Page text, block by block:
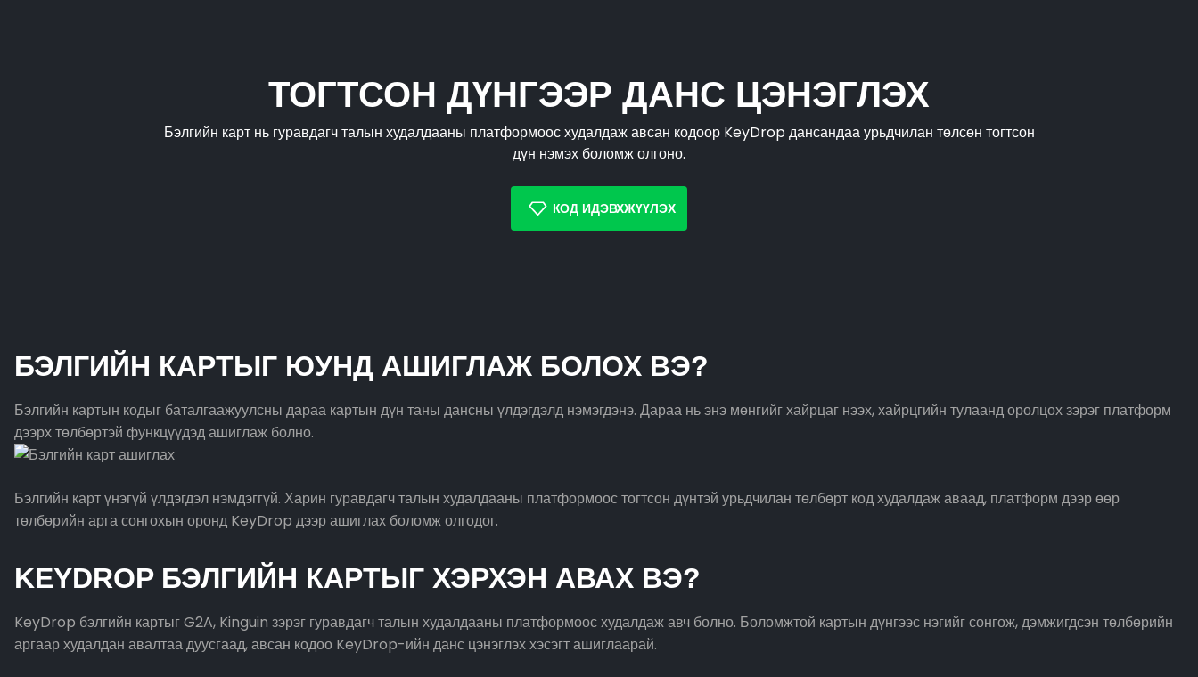
ТОГТСОН ДҮНГЭЭР ДАНС ЦЭНЭГЛЭХ
Бэлгийн карт нь гуравдагч талын худалдааны платформоос худалдаж авсан кодоор KeyDrop дансандаа урьдчилан төлсөн тогтсон
дүн нэмэх боломж олгоно.
КОД ИДЭВХЖҮҮЛЭХ
БЭЛГИЙН КАРТЫГ ЮУНД АШИГЛАЖ БОЛОХ ВЭ?
Бэлгийн картын кодыг баталгаажуулсны дараа картын дүн таны дансны үлдэгдэлд нэмэгдэнэ. Дараа нь энэ мөнгийг хайрцаг нээх, хайрцгийн тулаанд оролцох зэрэг платформ
дээрх төлбөртэй функцүүдэд ашиглаж болно.
Бэлгийн карт үнэгүй үлдэгдэл нэмдэггүй. Харин гуравдагч талын худалдааны платформоос тогтсон дүнтэй урьдчилан төлбөрт код худалдаж аваад, платформ дээр өөр
төлбөрийн арга сонгохын оронд KeyDrop дээр ашиглах боломж олгодог.
KEYDROP БЭЛГИЙН КАРТЫГ ХЭРХЭН АВАХ ВЭ?
KeyDrop бэлгийн картыг G2A, Kinguin зэрэг гуравдагч талын худалдааны платформоос худалдаж авч болно. Боломжтой картын дүнгээс нэгийг сонгож, дэмжигдсэн төлбөрийн
аргаар худалдан авалтаа дуусгаад, авсан кодоо KeyDrop-ийн данс цэнэглэх хэсэгт ашиглаарай.